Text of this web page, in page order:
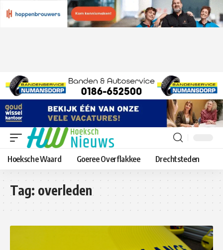
Hoeksche Waard Goeree Overflakkee Drechtsteden
Tag: overleden